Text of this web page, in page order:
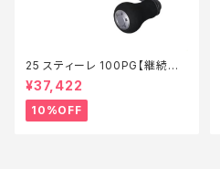
25 スティーレ 100PG【継続セ
ール_リール】【10】
¥37,422
10%OFF